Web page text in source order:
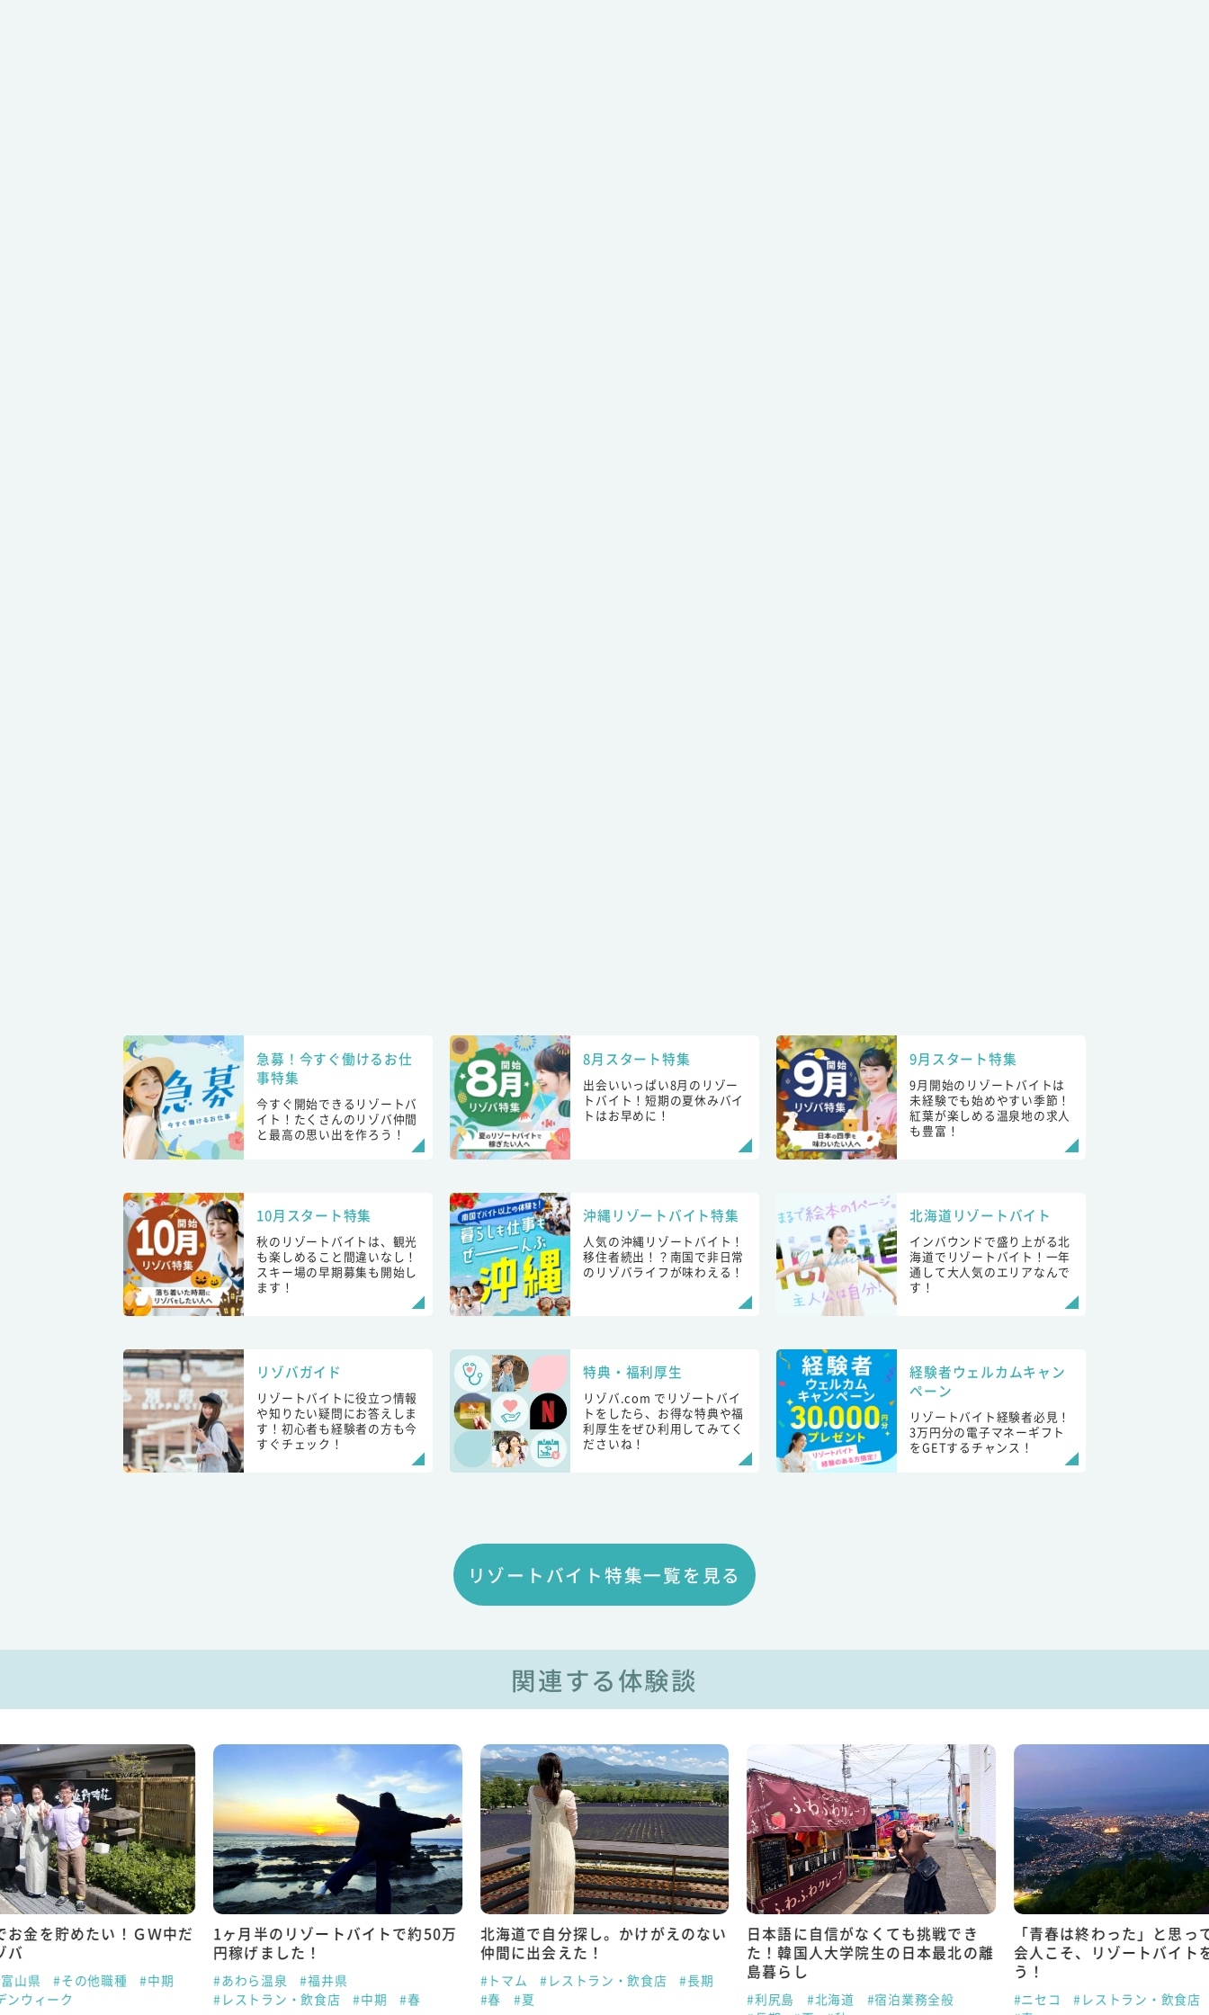
急募！今すぐ働けるお仕
事特集
今すぐ開始できるリゾートバ
イト！たくさんのリゾバ仲間
と最高の思い出を作ろう！
8月スタート特集
出会いいっぱい8月のリゾー
トバイト！短期の夏休みバイ
トはお早めに！
9月スタート特集
9月開始のリゾートバイトは
未経験でも始めやすい季節！
紅葉が楽しめる温泉地の求人
も豊富！
10月スタート特集
秋のリゾートバイトは、観光
も楽しめること間違いなし！
スキー場の早期募集も開始し
ます！
沖縄リゾートバイト特集
人気の沖縄リゾートバイト！
移住者続出！？南国で非日常
のリゾバライフが味わえる！
北海道リゾートバイト
インバウンドで盛り上がる北
海道でリゾートバイト！一年
通して大人気のエリアなんで
す！
リゾバガイド
リゾートバイトに役立つ情報
や知りたい疑問にお答えしま
す！初心者も経験者の方も今
すぐチェック！
特典・福利厚生
リゾバ.com でリゾートバイ
トをしたら、お得な特典や福
利厚生をぜひ利用してみてく
ださいね！
経験者ウェルカムキャン
ペーン
リゾートバイト経験者必見！
3万円分の電子マネーギフト
をGETするチャンス！
リゾートバイト特集一覧を見る
関連する体験談
お金を貯めたい！ＧＷ中だ
バ
山県 #その他職種
#中期
ンウィーク
1ヶ月半のリゾートバイトで約50万
円稼げました！
#あわら温泉
#福井県
#レストラン・飲食店
#中期 #春
北海道で自分探し。かけがえのない
仲間に出会えた！
#トマム #レストラン・飲食店
#長期
#春
#夏
日本語に自信がなくても挑戦でき
た！韓国人大学院生の日本最北の離
島暮らし
#利尻島 #北海道
#宿泊業務全般
「青春は終わった」と思っ
会人こそ、リゾートバイト
う！
#ニセコ
#レストラン・飲食店